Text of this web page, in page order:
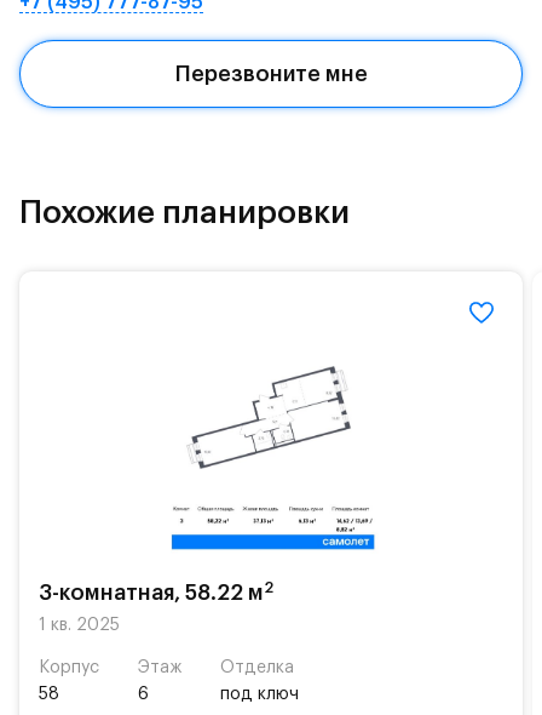
Красногорское и Рублево-Успенское шоссе.
Поблизости расположено новое наземное метро
МЦД «Одинцово».
Территория леса доступна для пеших и
Расположение позволяет вести здоровый образ
жизни и регулярно заниматься спортом, как на
свежем воздухе, так и в спортзале. Для комфортной
жизни есть вся необходимая инфраструктура.
На территории квартала возведут детский сад и
школу. Также для наиболее одарённых детей есть
«Жуковка».
парковки.
Перезвоните мне
Похожие планировки
3-комнатная, 58.22 м2
1 кв. 2025
Корпус
58
Этаж
6
Отделка
под ключ